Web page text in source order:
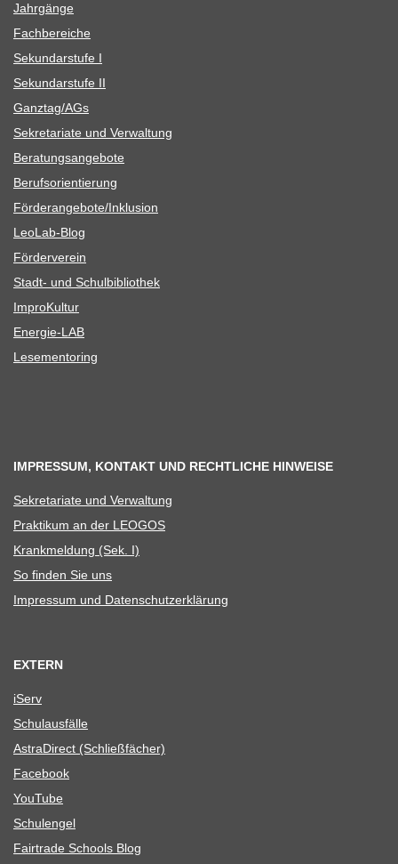
Jahr­gänge
Fach­be­rei­che
Sekun­dar­stufe I
Sekun­dar­stufe II
Ganztag/​​AGs
Sekre­ta­riate und Verwaltung
Bera­tungs­an­ge­bote
Berufs­ori­en­tie­rung
Förderangebote/​​Inklusion
Leo­Lab-Blog
För­der­ver­ein
Stadt- und Schulbibliothek
Impro­Kul­tur
Ener­­gie-LAB
Lese­men­to­ring
IMPRESSUM, KONTAKT UND RECHTLICHE HINWEISE
Sekre­ta­riate und Verwaltung
Prak­ti­kum an der LEOGOS
Krank­mel­dung (Sek. I)
So fin­den Sie uns
Impres­sum und Datenschutzerklärung
EXTERN
iServ
Schul­aus­fälle
Astra­Di­rect (Schließ­fä­cher)
Face­book
You­Tube
Schul­en­gel
Fair­trade Schools Blog